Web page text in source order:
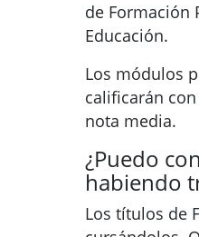
de Formación
Educación.
Los módulos
calificarán
nota media.
¿Puedo
habiendo
Los títulos de